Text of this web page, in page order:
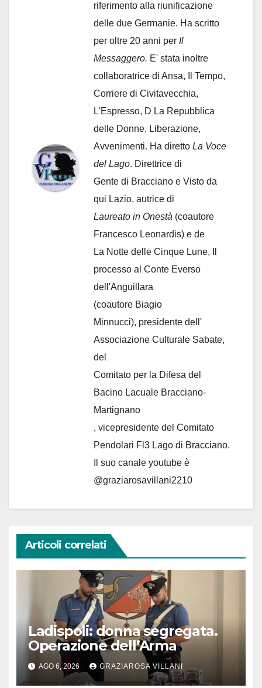
riferimento alla riunificazione
delle due Germanie. Ha scritto
per oltre 20 anni per Il
Messaggero. E' stata inoltre
collaboratrice di Ansa, Il Tempo,
Corriere di Civitavecchia,
L'Espresso, D La Repubblica
delle Donne, Liberazione,
Avvenimenti. Ha diretto La Voce
del Lago. Direttrice di
Gente di Bracciano e Visto da
qui Lazio, autrice di
Laureato in Onestà (coautore
Francesco Leonardis) e de
La Notte delle Cinque Lune, Il
processo al Conte Everso
dell'Anguillara
(coautore Biagio
Minnucci), presidente dell'
Associazione Culturale Sabate,
del
Comitato per la Difesa del
Bacino Lacuale Bracciano-
Martignano
, vicepresidente del Comitato
Pendolari Fl3 Lago di Bracciano.
Il suo canale youtube è
@graziarosavillani2210
Articoli correlati
Ladispoli: donna segregata.
Operazione dell’Arma
AGO 6, 2026 GRAZIAROSA VILLANI